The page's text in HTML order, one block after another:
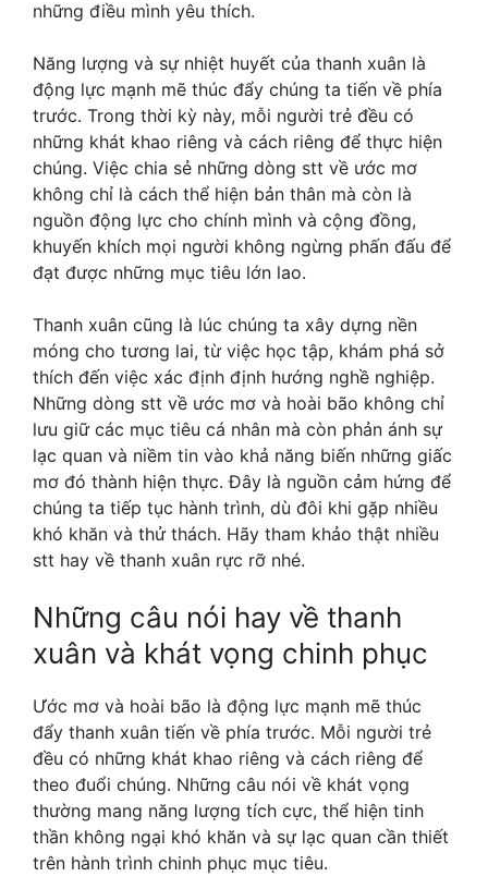
những điều mình yêu thích.
Năng lượng và sự nhiệt huyết của thanh xuân là
động lực mạnh mẽ thúc đẩy chúng ta tiến về phía
trước. Trong thời kỳ này, mỗi người trẻ đều có
những khát khao riêng và cách riêng để thực hiện
chúng. Việc chia sẻ những dòng stt về ước mơ
không chỉ là cách thể hiện bản thân mà còn là
nguồn động lực cho chính mình và cộng đồng,
khuyến khích mọi người không ngừng phấn đấu để
đạt được những mục tiêu lớn lao.
Thanh xuân cũng là lúc chúng ta xây dựng nền
móng cho tương lai, từ việc học tập, khám phá sở
thích đến việc xác định định hướng nghề nghiệp.
Những dòng stt về ước mơ và hoài bão không chỉ
lưu giữ các mục tiêu cá nhân mà còn phản ánh sự
lạc quan và niềm tin vào khả năng biến những giấc
mơ đó thành hiện thực. Đây là nguồn cảm hứng để
chúng ta tiếp tục hành trình, dù đôi khi gặp nhiều
khó khăn và thử thách. Hãy tham khảo thật nhiều
stt hay về thanh xuân rực rỡ nhé.
Những câu nói hay về thanh
xuân và khát vọng chinh phục
Ước mơ và hoài bão là động lực mạnh mẽ thúc
đẩy thanh xuân tiến về phía trước. Mỗi người trẻ
đều có những khát khao riêng và cách riêng để
theo đuổi chúng. Những câu nói về khát vọng
thường mang năng lượng tích cực, thể hiện tinh
thần không ngại khó khăn và sự lạc quan cần thiết
trên hành trình chinh phục mục tiêu.